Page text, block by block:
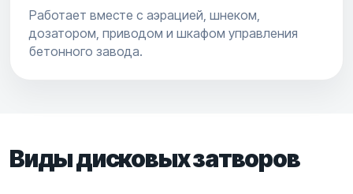
Работает вместе с аэрацией, шнеком,
дозатором, приводом и шкафом управления
бетонного завода.
Виды дисковых затворов